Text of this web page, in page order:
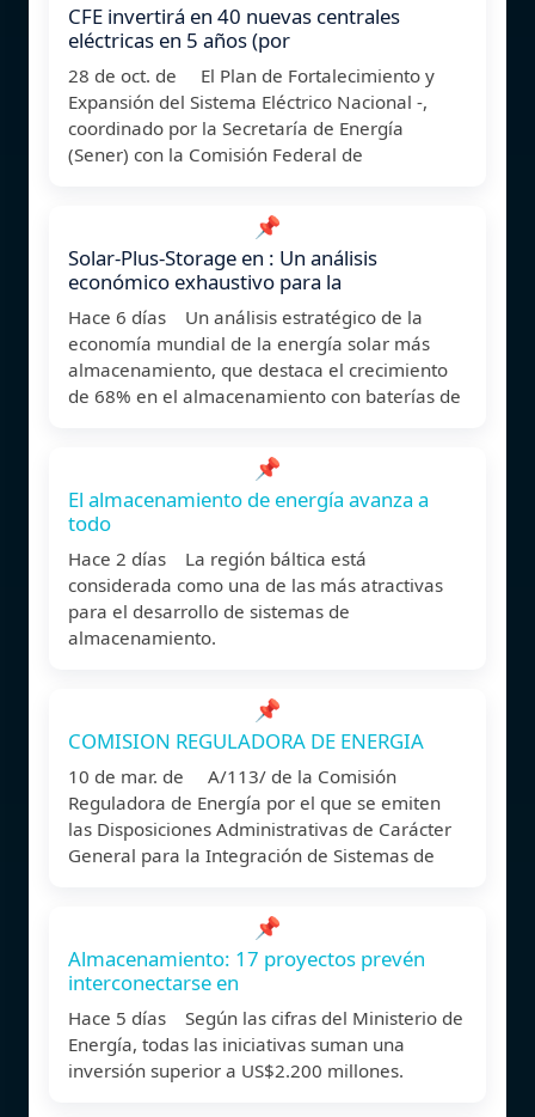
CFE invertirá en 40 nuevas centrales
eléctricas en 5 años (por
28 de oct. de El Plan de Fortalecimiento y
Expansión del Sistema Eléctrico Nacional -,
coordinado por la Secretaría de Energía
(Sener) con la Comisión Federal de
📌
Solar-Plus-Storage en : Un análisis
económico exhaustivo para la
Hace 6 días Un análisis estratégico de la
economía mundial de la energía solar más
almacenamiento, que destaca el crecimiento
de 68% en el almacenamiento con baterías de
📌
El almacenamiento de energía avanza a
todo
Hace 2 días La región báltica está
considerada como una de las más atractivas
para el desarrollo de sistemas de
almacenamiento.
📌
COMISION REGULADORA DE ENERGIA
10 de mar. de A/113/ de la Comisión
Reguladora de Energía por el que se emiten
las Disposiciones Administrativas de Carácter
General para la Integración de Sistemas de
📌
Almacenamiento: 17 proyectos prevén
interconectarse en
Hace 5 días Según las cifras del Ministerio de
Energía, todas las iniciativas suman una
inversión superior a US$2.200 millones.